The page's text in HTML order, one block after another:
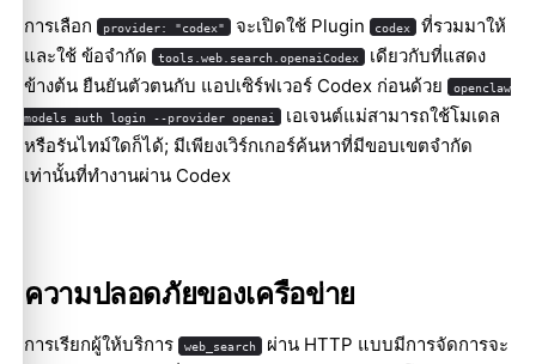
การเลือก provider: "codex" จะเปิดใช้ Plugin codex
ที่รวมมาให้
และใช้ ข้อจำกัด
tools.web.search.openaiCodex เดียวกับที่แสดง
ข้างต้น ยืนยันตัวตนกับ แอปเซิร์ฟเวอร์ Codex ก่อนด้วย
openclaw
models auth login --provider openai เอเจนต์แม่สามารถใช้โมเดล
หรือรันไทม์ใดก็ได้; มีเพียงเวิร์กเกอร์ค้นหาที่มีขอบเขตจำกัด
เท่านั้นที่ทำงานผ่าน Codex
ความปลอดภัยของเครือข่าย
การเรียกผู้ให้บริการ web_search ผ่าน HTTP แบบมีการจัดการจะ